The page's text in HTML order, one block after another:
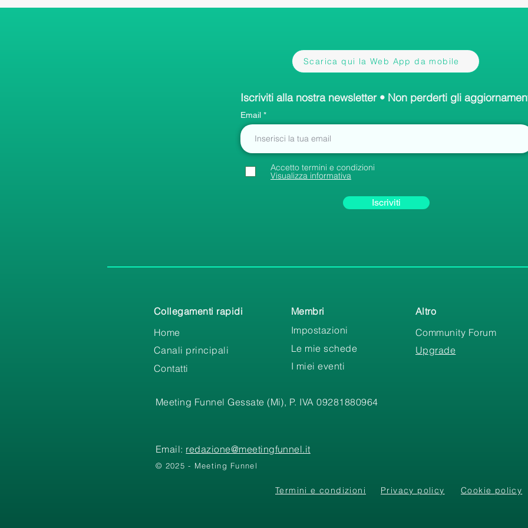
Scarica qui la Web App da mobile
Iscriviti alla nostra newsletter • Non perderti gli
Email
Accetto termini e condizioni
Visualizza informativa
Iscriviti
Collegamenti rapidi
Home
Canali principali
Contatti
Membri
Impostazioni
Le mie schede
I miei eventi
Altro
Community Forum
Upgrade
Meeting Funnel Gessate (Mi), P. IVA 09281880964
Email: redazione@meetingfunnel.it
© 2025 - Meeting Funnel
Termini e condizioni Privacy policy Cookie policy